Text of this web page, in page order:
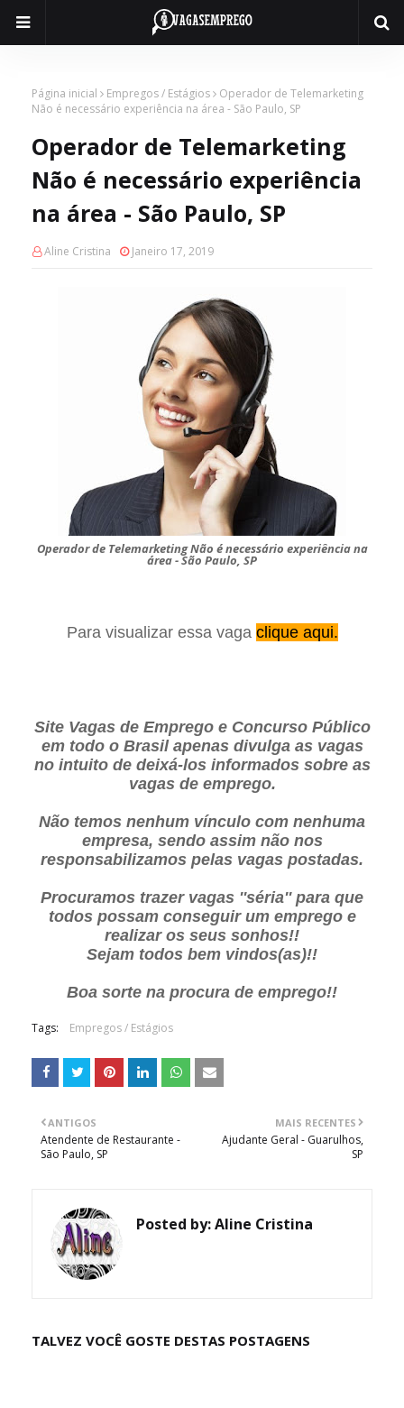
Página inicial Empregos / Estágios
Operador de Telemarketing
Não é necessário experiência na área - São Paulo, SP
Operador de Telemarketing
Não é necessário experiência
na área - São Paulo, SP
Aline Cristina Janeiro 17, 2019
Operador de Telemarketing Não é necessário experiência na
área - São Paulo, SP
Para visualizar essa vaga clique aqui.
Site Vagas de Emprego e Concurso Público
em todo o Brasil apenas divulga as vagas
no intuito de deixá-los informados sobre as
vagas de emprego.
Não temos nenhum vínculo com nenhuma
empresa, sendo assim não nos
responsabilizamos pelas vagas postadas.
Procuramos trazer vagas ''séria'' para que
todos possam conseguir um emprego e
realizar os seus sonhos!!
Sejam todos bem vindos(as)!!
Boa sorte na procura de emprego!!
Tags: Empregos / Estágios
MAIS RECENTES
Ajudante Geral - Guarulhos,
SP
ANTIGOS
Atendente de Restaurante -
São Paulo, SP
Posted by:Aline Cristina
TALVEZ VOCÊ GOSTE DESTAS POSTAGENS